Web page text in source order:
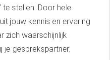
te stellen. Door hele
jouw kennis en ervaring
zich waarschijnlijk
je gesprekspartner.